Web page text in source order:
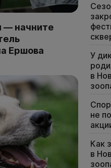
— начните
Ершова
У
в
не
Как
в